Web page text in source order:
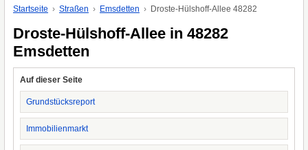
Startseite Straßen Emsdetten Droste-Hülshoff-Allee 48282
Droste-Hülshoff-Allee in 48282
Emsdetten
Auf dieser Seite
Grundstücksreport
Immobilienmarkt